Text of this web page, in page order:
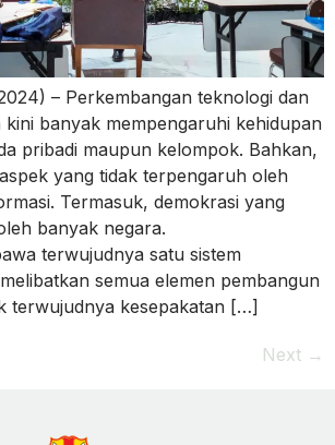
– Perkembangan teknologi dan
kini banyak mempengaruhi kehidupan
pribadi maupun kelompok. Bahkan,
yang tidak terpengaruh oleh
Termasuk, demokrasi yang
oleh banyak negara.
terwujudnya satu sistem
semua elemen pembangun
terwujudnya kesepakatan […]
Next →